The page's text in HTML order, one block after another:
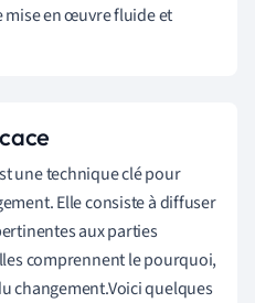
mise en œuvre fluide et
une technique clé pour
Elle consiste à diffuser
aux parties
comprennent le pourquoi,
changement.Voici quelques